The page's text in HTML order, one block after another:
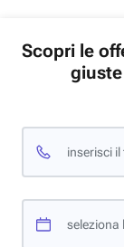
Scopri le
inserisci
seleziona